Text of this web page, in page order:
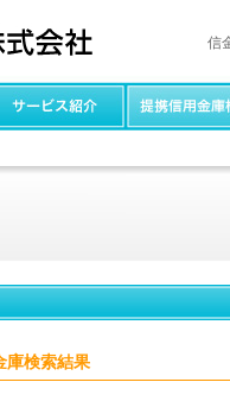
信
庫検索結果